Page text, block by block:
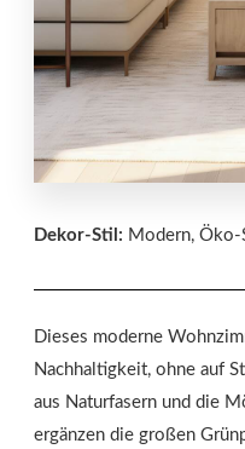
Dekor-Stil: Modern, Öko-
Dieses moderne
Nachhaltigkeit, ohne auf
aus Naturfasern und die
ergänzen die großen